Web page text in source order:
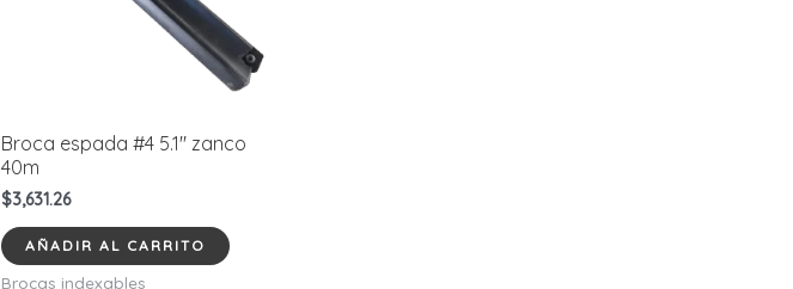
Broca espada #4 5.1″ zanco
40m
$3,631.26
AÑADIR AL CARRITO
Brocas indexables